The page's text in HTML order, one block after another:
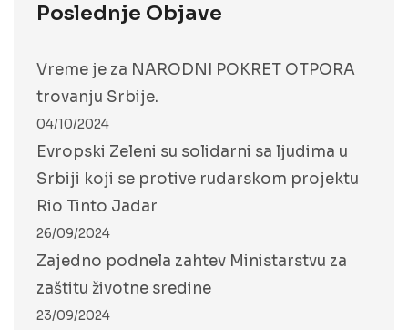
Poslednje Objave
Vreme je za NARODNI POKRET OTPORA
trovanju Srbije.
04/10/2024
Evropski Zeleni su solidarni sa ljudima u
Srbiji koji se protive rudarskom projektu
Rio Tinto Jadar
26/09/2024
Zajedno podnela zahtev Ministarstvu za
zaštitu životne sredine
23/09/2024